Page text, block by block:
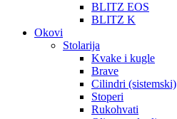
BLITZ EOS
BLITZ K
Okovi
Stolarija
Kvake i kugle
Brave
Cilindri (sistemski)
Stoperi
Rukohvati